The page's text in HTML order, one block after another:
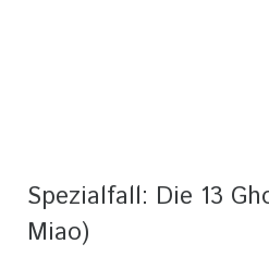
Spezialfall: Die 13
Miao)